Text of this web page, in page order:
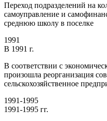
Переход подразделений на
самоуправление и
среднюю школу в поселке
1991
В 1991 г.
В соответствии с
произошла реорганизация
сельскохозяйственное
1991-1995
1991-1995 гг.